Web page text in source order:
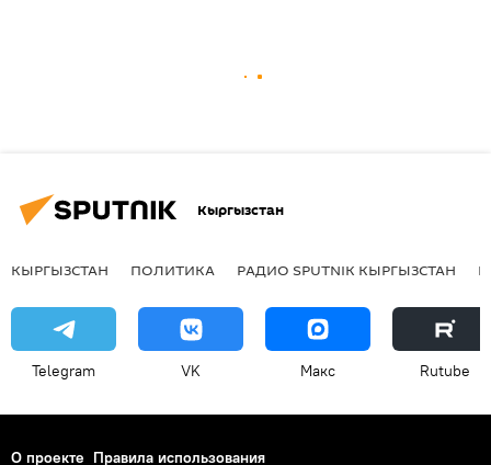
Кыргызстан
КЫРГЫЗСТАН ПОЛИТИКА РАДИО SPUTNIK КЫРГЫЗСТАН
Telegram VK Макс Rutube
О проекте Правила использования